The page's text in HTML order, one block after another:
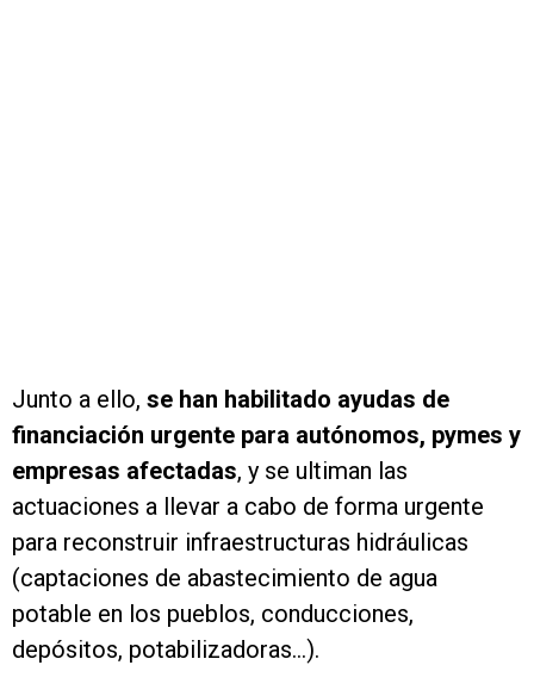
Junto a ello, se han habilitado ayudas de
financiación urgente para autónomos, pymes y
empresas afectadas, y se ultiman las
actuaciones a llevar a cabo de forma urgente
para reconstruir infraestructuras hidráulicas
(captaciones de abastecimiento de agua
potable en los pueblos, conducciones,
depósitos, potabilizadoras...).